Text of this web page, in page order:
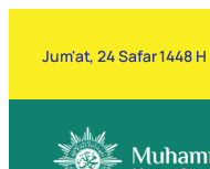
Jum'at, 24 Safar 1448 H